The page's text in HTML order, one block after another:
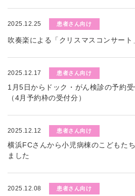
2025.12.25 患者さん向け
吹奏楽による「クリスマスコンサート
2025.12.17 患者さん向け
1月5日からドック・がん検診の予約
（4月予約枠の受付分）
2025.12.12 患者さん向け
横浜FCさんから小児病棟のこどもた
ました
2025.12.08 患者さん向け